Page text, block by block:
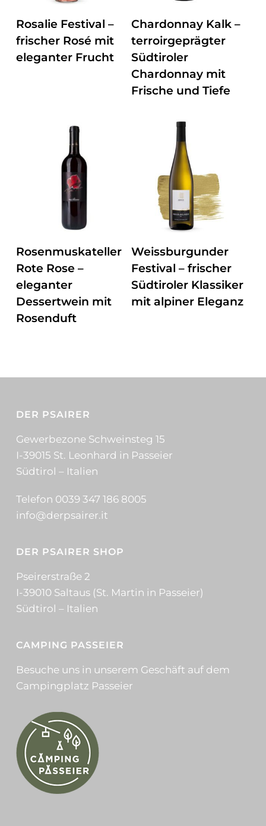
ZUM PRODUKT
Rosalie Festival –
frischer Rosé mit
eleganter Frucht
ZUM PRODUKT
Chardonnay Kalk –
terroirgeprägter
Südtiroler
Chardonnay mit
Frische und Tiefe
ZUM PRODUKT
Rosenmuskateller
Rote Rose –
eleganter
Dessertwein mit
Rosenduft
ZUM PRODUKT
Weissburgunder
Festival – frischer
Südtiroler Klassiker
mit alpiner Eleganz
DER PSAIRER
Gewerbezone Schweinsteg 15
I-39015 St. Leonhard in Passeier
Südtirol – Italien
Telefon 0039 347 186 8005
info@derpsairer.it
DER PSAIRER SHOP
Pseirerstraße 2
I-39010 Saltaus (St. Martin in Passeier)
Südtirol – Italien
CAMPING PASSEIER
Besuche uns in unserem Geschäft auf dem
Campingplatz Passeier